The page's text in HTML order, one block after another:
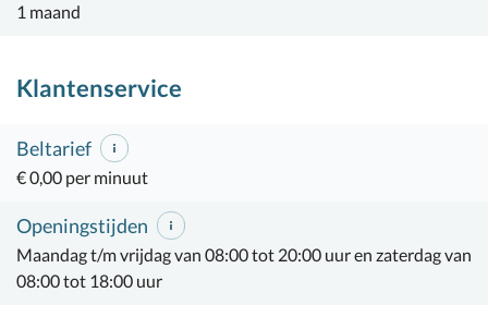
1 maand
Klantenservice
Beltarief
€ 0,00 per minuut
Openingstijden
Maandag t/m vrijdag van 08:00 tot 20:00 uur en zaterdag van
08:00 tot 18:00 uur